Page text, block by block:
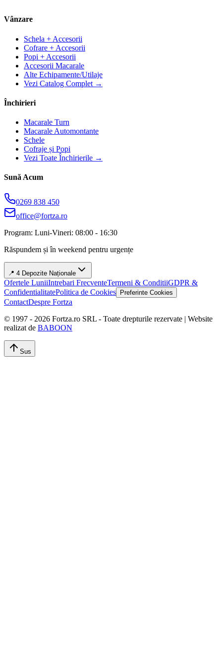
Vânzare
Schela + Accesorii
Cofrare + Accesorii
Popi + Accesorii
Accesorii Macarale
Alte Echipamente/Utilaje
Vezi Catalog Complet →
Închirieri
Macarale Turn
Macarale Automontante
Schele
Cofraje și Popi
Vezi Toate Închirierile →
Sună Acum
0269 838 450
office@fortza.ro
Program: Luni-Vineri: 08:00 - 16:30
Răspundem și în weekend pentru urgențe
📍 4 Depozite Naționale
Ofertele LuniiIntrebari FrecventeTermeni & ConditiiGDPR &
ConfidentialitatePolitica de Cookies Preferinte Cookies
ContactDespre Fortza
© 1997 - 2026 Fortza.ro SRL - Toate drepturile rezervate | Website
realizat de BABOON
Sus